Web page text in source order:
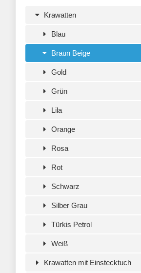
Krawatten
Blau
Braun Beige
Gold
Grün
Lila
Orange
Rosa
Rot
Schwarz
Silber Grau
Türkis Petrol
Weiß
Krawatten mit Einstecktuch